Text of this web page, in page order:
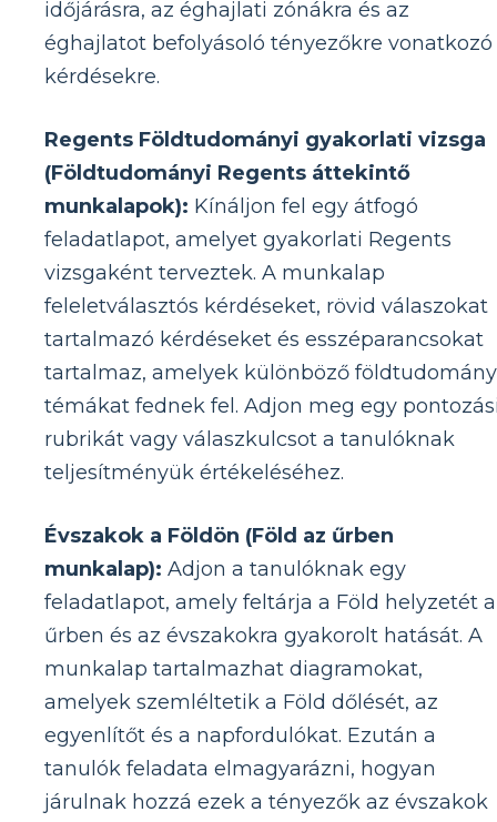
időjárásra, az éghajlati zónákra és az
éghajlatot befolyásoló tényezőkre vonatkozó
kérdésekre.
Regents Földtudományi gyakorlati vizsga
(Földtudományi Regents áttekintő
munkalapok): Kínáljon fel egy átfogó
feladatlapot, amelyet gyakorlati Regents
vizsgaként terveztek. A munkalap
feleletválasztós kérdéseket, rövid válaszokat
tartalmazó kérdéseket és esszéparancsokat
tartalmaz, amelyek különböző
témákat fednek fel. Adjon meg egy
rubrikát vagy válaszkulcsot a tanulóknak
teljesítményük értékeléséhez.
Évszakok a Földön (Föld az űrben
munkalap): Adjon a tanulóknak egy
feladatlapot, amely feltárja a Föld helyzetét
űrben és az évszakokra gyakorolt ​​hatását. A
munkalap tartalmazhat diagramokat,
amelyek szemléltetik a Föld dőlését, az
egyenlítőt és a napfordulókat. Ezután a
tanulók feladata elmagyarázni, hogyan
járulnak hozzá ezek a tényezők az évszakok